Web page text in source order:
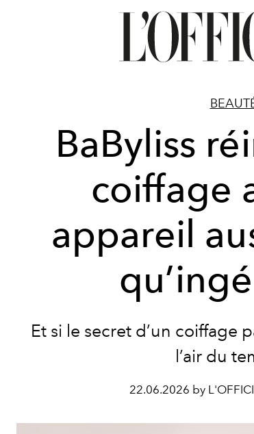
BaByliss
coiffage
appareil
Et si le secret d’un coiffage
l’air du
22.06.2026 by